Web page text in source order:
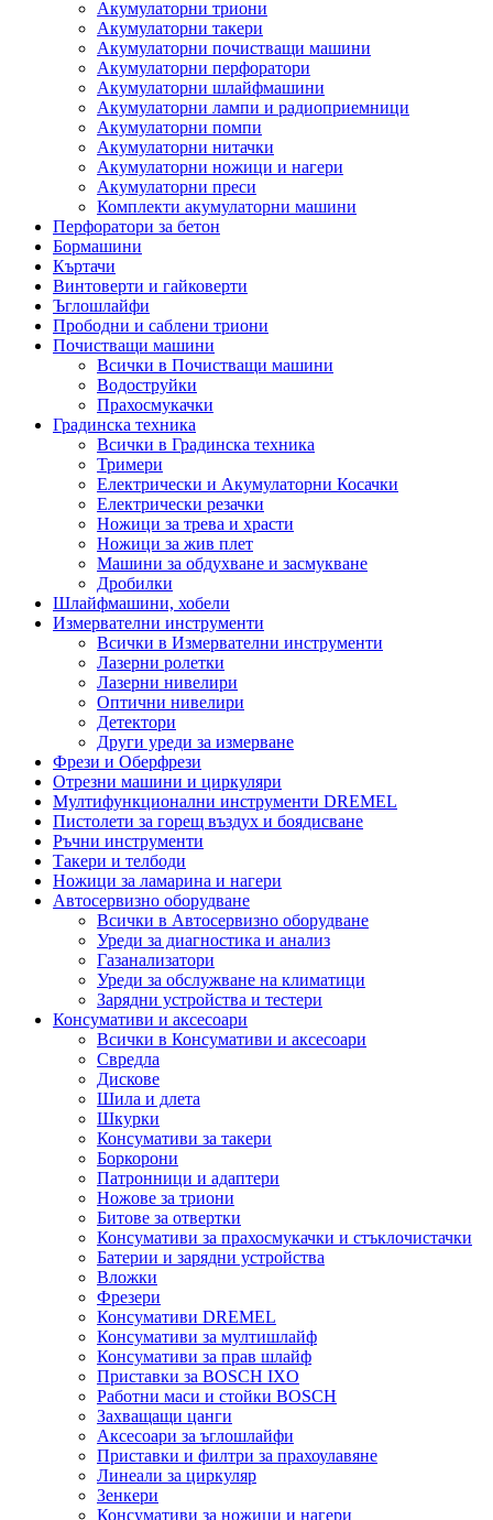
Акумулаторни триони
Акумулаторни такери
Акумулаторни почистващи машини
Акумулаторни перфоратори
Акумулаторни шлайфмашини
Акумулаторни лампи и радиоприемници
Акумулаторни помпи
Акумулаторни нитачки
Акумулаторни ножици и нагери
Акумулаторни преси
Комплекти акумулаторни машини
Перфоратори за бетон
Бормашини
Къртачи
Винтоверти и гайковерти
Ъглошлайфи
Прободни и саблени триони
Почистващи машини
Всички в Почистващи машини
Водоструйки
Прахосмукачки
Градинска техника
Всички в Градинска техника
Тримери
Електрически и Акумулаторни Косачки
Електрически резачки
Ножици за трева и храсти
Ножици за жив плет
Машини за обдухване и засмукване
Дробилки
Шлайфмашини, хобели
Измервателни инструменти
Всички в Измервателни инструменти
Лазерни ролетки
Лазерни нивелири
Оптични нивелири
Детектори
Други уреди за измерване
Фрези и Оберфрези
Отрезни машини и циркуляри
Мултифункционални инструменти DREMEL
Пистолети за горещ въздух и боядисване
Ръчни инструменти
Такери и телбоди
Ножици за ламарина и нагери
Автосервизно оборудване
Всички в Автосервизно оборудване
Уреди за диагностика и анализ
Газанализатори
Уреди за обслужване на климатици
Зарядни устройства и тестери
Консумативи и аксесоари
Всички в Консумативи и аксесоари
Свредла
Дискове
Шила и длета
Шкурки
Консумативи за такери
Боркорони
Патронници и адаптери
Ножове за триони
Битове за отвертки
Консумативи за прахосмукачки и стъклочистачки
Батерии и зарядни устройства
Вложки
Фрезери
Консумативи DREMEL
Консумативи за мултишлайф
Консумативи за прав шлайф
Приставки за BOSCH IXO
Работни маси и стойки BOSCH
Захващащи цанги
Аксесоари за ъглошлайфи
Приставки и филтри за прахоулавяне
Линеали за циркуляр
Зенкери
Консумативи за ножици и нагери